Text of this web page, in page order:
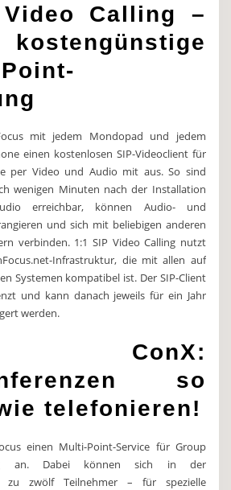
Calling –
mit jedem Mondopad und jedem
einen kostenlosen SIP-Videoclient für
per Video und Audio mit aus. So sind
wenigen Minuten nach der Installation
erreichbar, können Audio- und
und sich mit beliebigen anderen
verbinden. 1:1 SIP Video Calling nutzt
Infrastruktur, die mit allen auf
Systemen kompatibel ist. Der SIP-Client
und kann danach jeweils für ein Jahr
werden.
ConX:
so
telefonieren!
einen Multi-Point-Service für Group
an. Dabei können sich in der
zu zwölf Teilnehmer – für spezielle